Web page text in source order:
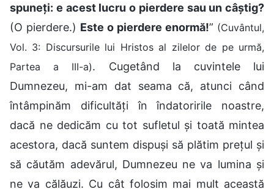
spuneți: e acest lucru o pierdere sau un câștig?
(O pierdere.) Este o pierdere enormă!” (Cuvântul,
Vol. 3: Discursurile lui Hristos al zilelor de pe urmă,
Partea a III-a). Cugetând la cuvintele lui
Dumnezeu, mi-am dat seama că, atunci când
întâmpinăm dificultăți în îndatoririle noastre,
dacă ne dedicăm cu tot sufletul și toată mintea
acestora, dacă suntem dispuși să plătim prețul și
să căutăm adevărul, Dumnezeu ne va lumina și
ne va călăuzi. Cu cât folosim mai mult această